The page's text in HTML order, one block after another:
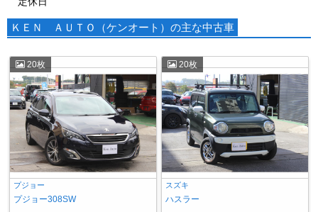
ＫＥＮ ＡＵＴＯ（ケンオート）の主な中古車
20枚
プジョー
プジョー308SW
20枚
スズキ
ハスラー